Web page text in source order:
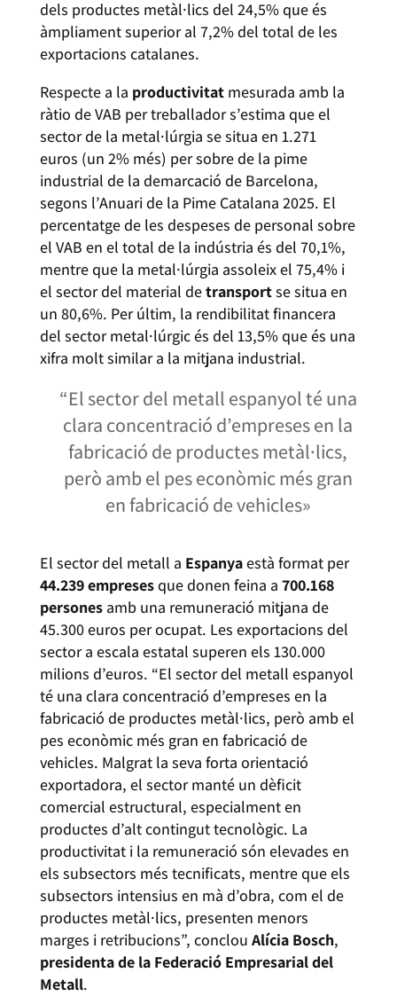
dels productes metàl·lics del 24,5% que és
àmpliament superior al 7,2% del total de les
exportacions catalanes.
Respecte a la productivitat mesurada amb la
ràtio de VAB per treballador s’estima que el
sector de la metal·lúrgia se situa en 1.271
euros (un 2% més) per sobre de la pime
industrial de la demarcació de Barcelona,
segons l’Anuari de la Pime Catalana 2025. El
percentatge de les despeses de personal sobre
el VAB en el total de la indústria és del 70,1%,
mentre que la metal·lúrgia assoleix el 75,4% i
el sector del material detransportse situa en
un 80,6%. Per últim, la rendibilitat financera
del sector metal·lúrgic és del 13,5% que és una
xifra molt similar a la mitjana industrial.
“El sector del metall espanyol té una
clara concentració d’empreses en la
fabricació de productes metàl·lics,
però amb el pes econòmic més gran
en fabricació de vehicles»
El sector del metall a Espanyaestà format per
44.239 empresesque donen feina a 700.168
personesamb una remuneració mitjana de
45.300 euros per ocupat. Les exportacions del
sector a escala estatal superen els 130.000
milions d’euros. “El sector del metall espanyol
té una clara concentració d’empreses en la
fabricació de productes metàl·lics, però amb el
pes econòmic més gran en fabricació de
vehicles. Malgrat la seva forta orientació
exportadora, el sector manté un dèficit
comercial estructural, especialment en
productes d’alt contingut tecnològic. La
productivitat i la remuneració són elevades en
els subsectors més tecnificats, mentre que els
subsectors intensius en mà d’obra, com el de
productes metàl·lics, presenten menors
marges i retribucions”, conclou Alícia Bosch,
presidenta de la Federació Empresarial del
Metall.